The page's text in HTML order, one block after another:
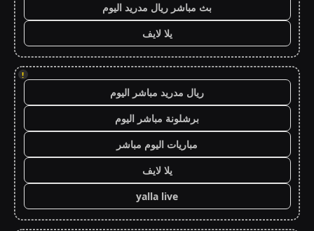
بث مباشر ريال مدريد اليوم
يلا لايف
!
ريال مدريد مباشر اليوم
برشلونة مباشر اليوم
مباريات اليوم مباشر
يلا لايف
yalla live